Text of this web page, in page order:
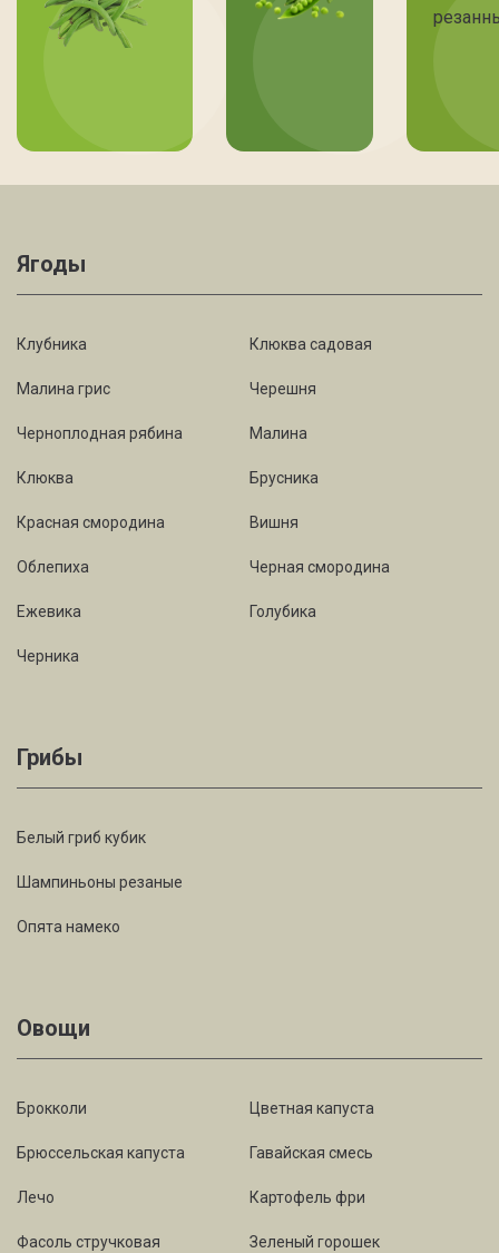
Ягоды
Клубника Клюква садовая
Малина грис Черешня
Черноплодная рябина Малина
Клюква Брусника
Красная смородина Вишня
Облепиха Черная смородина
Ежевика Голубика
Черника
Грибы
Белый гриб кубик
Шампиньоны резаные
Опята намеко
Овощи
Брокколи Цветная капуста
Брюссельская капуста Гавайская смесь
Лечо Картофель фри
Фасоль стручковая Зеленый горошек